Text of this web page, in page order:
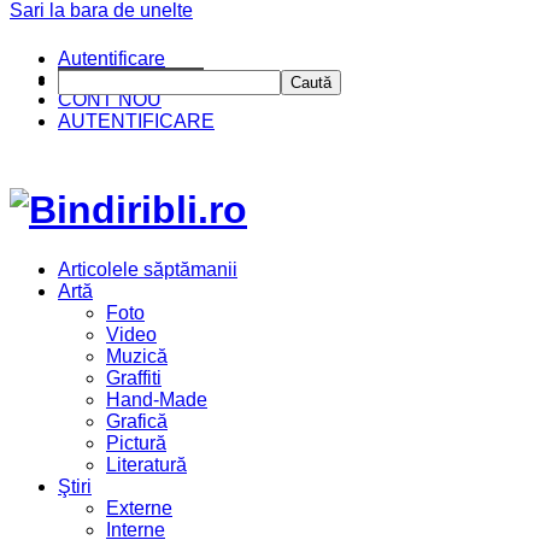
CINE SUNTEM?
CONT NOU
AUTENTIFICARE
Articolele săptămanii
Artă
Foto
Video
Muzică
Graffiti
Hand-Made
Grafică
Pictură
Literatură
Ştiri
Externe
Interne
Sari la bara de unelte
Autentificare
Caută